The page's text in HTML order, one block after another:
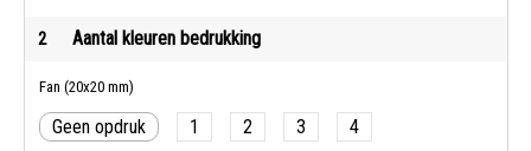
2 Aantal kleuren bedrukking
Fan (20x20 mm)
Geen opdruk 1 2 3 4